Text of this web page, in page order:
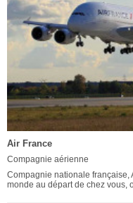
Air France
Compagnie aérienne
Compagnie nationale française,
monde au départ de chez vous,